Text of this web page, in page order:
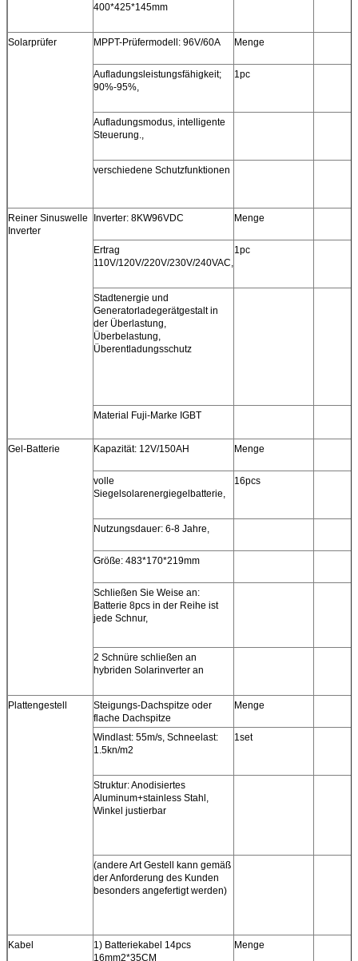
400*425*145mm
Solarprüfer MPPT-Prüfermodell: 96V/60A Menge
Aufladungsleistungsfähigkeit;
90%-95%,
1pc
Aufladungsmodus, intelligente
Steuerung.,
verschiedene Schutzfunktionen
Reiner Sinuswelle
Inverter
Inverter: 8KW96VDC Menge
Ertrag
110V/120V/220V/230V/240VAC,
1pc
Stadtenergie und
Generatorladegerätgestalt in
der Überlastung,
Überbelastung,
Überentladungsschutz
Material Fuji-Marke IGBT
Gel-Batterie Kapazität: 12V/150AH Menge
volle
Siegelsolarenergiegelbatterie,
16pcs
Nutzungsdauer: 6-8 Jahre,
Größe: 483*170*219mm
Schließen Sie Weise an:
Batterie 8pcs in der Reihe ist
jede Schnur,
2 Schnüre schließen an
hybriden Solarinverter an
Plattengestell
Steigungs-Dachspitze oder
flache Dachspitze
Menge
Windlast: 55m/s, Schneelast:
1.5kn/m2
1set
Struktur: Anodisiertes
Aluminum+stainless Stahl,
Winkel justierbar
(andere Art Gestell kann gemäß
der Anforderung des Kunden
besonders angefertigt werden)
Kabel
1) Batteriekabel 14pcs
16mm2*35CM
Menge